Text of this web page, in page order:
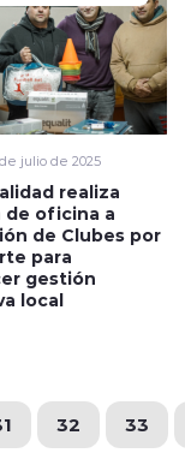
julio de 2025
realiza
de oficina a
de Clubes por
para
gestión
local
32 33